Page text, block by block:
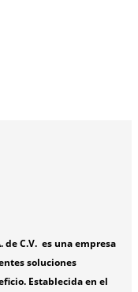
de C.V. es una empresa
soluciones
Establecida en el